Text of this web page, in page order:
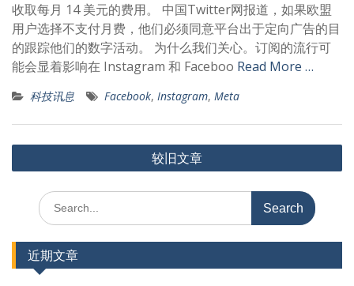
收取每月 14 美元的费用。 中国Twitter网报道，如果欧盟
用户选择不支付月费，他们必须同意平台出于定向广告的目
的跟踪他们的数字活动。 为什么我们关心。订阅的流行可
能会显着影响在 Instagram 和 Faceboo Read More …
科技讯息 Facebook, Instagram, Meta
文
章
较旧文章
Search
for:
近期文章